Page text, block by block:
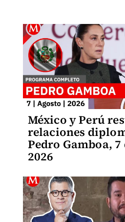
México y Perú
relaciones
Pedro Gamboa, 7
2026